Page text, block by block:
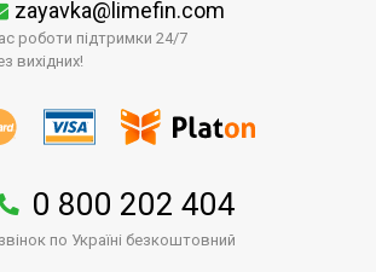
zayavka@limefin.com
роботи підтримки 24/7
вихідних!
0 800 202 404
по Україні безкоштовний